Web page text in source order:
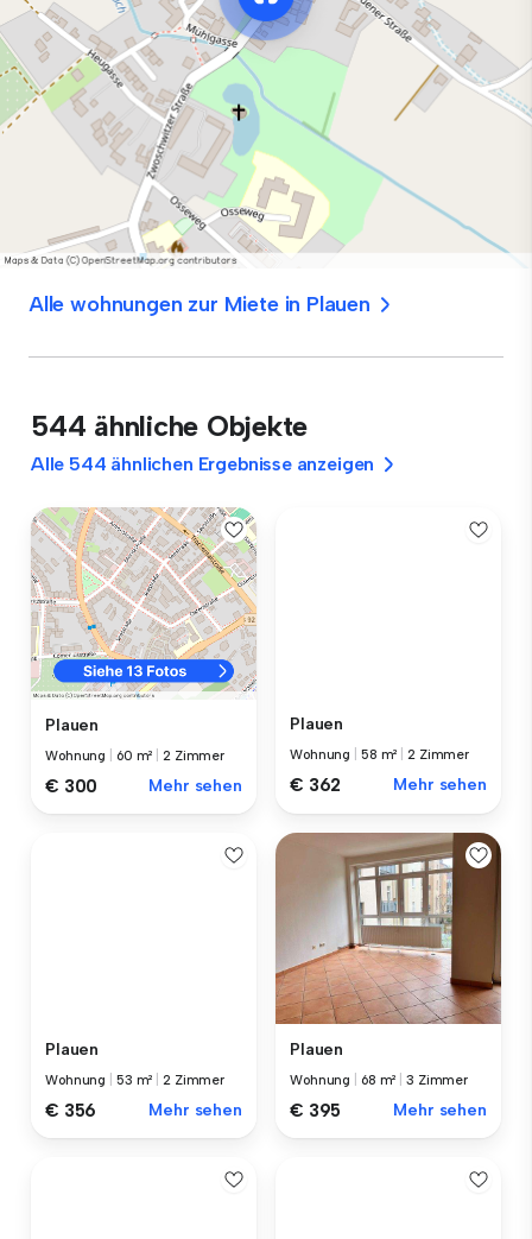
Alle wohnungen zur Miete in Plauen
544 ähnliche Objekte
Alle 544 ähnlichen Ergebnisse anzeigen
Plauen
Wohnung 60 m² |2 Zimmer
€ 300 Mehr sehen
Plauen
Wohnung 58 m² |2 Zimmer
€ 362 Mehr sehen
Plauen
Wohnung 53 m² |2 Zimmer
€ 356 Mehr sehen
Plauen
Wohnung 68 m² |3 Zimmer
€ 395 Mehr sehen